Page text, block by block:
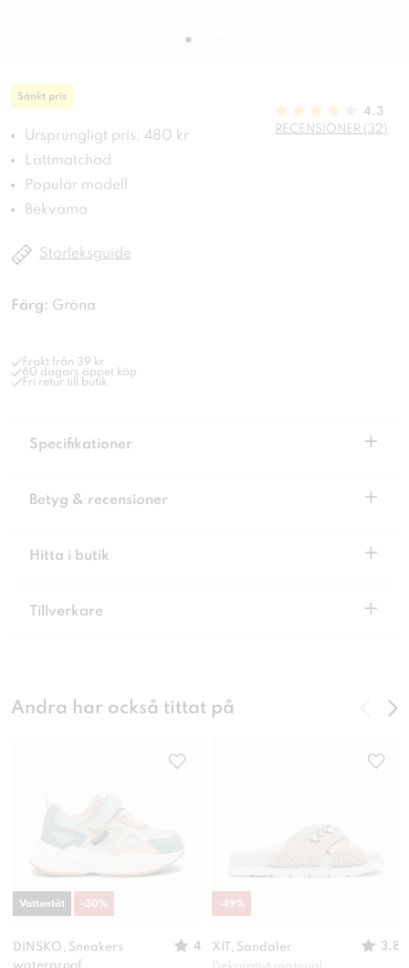
Sänkt pris
Ursprungligt pris: 480 kr
Lättmatchad
Populär modell
Bekväma
4.3
RECENSIONER (32)
Storleksguide
Färg: Gröna
Frakt från 39 kr
60 dagars öppet köp
Fri retur till butik
Specifikationer +
Betyg & recensioner +
Hitta i butik +
Tillverkare +
Andra har också tittat på
DINSKO, Sneakers
4
Vattentät -30%
XIT, Sandaler
3.8
-49%